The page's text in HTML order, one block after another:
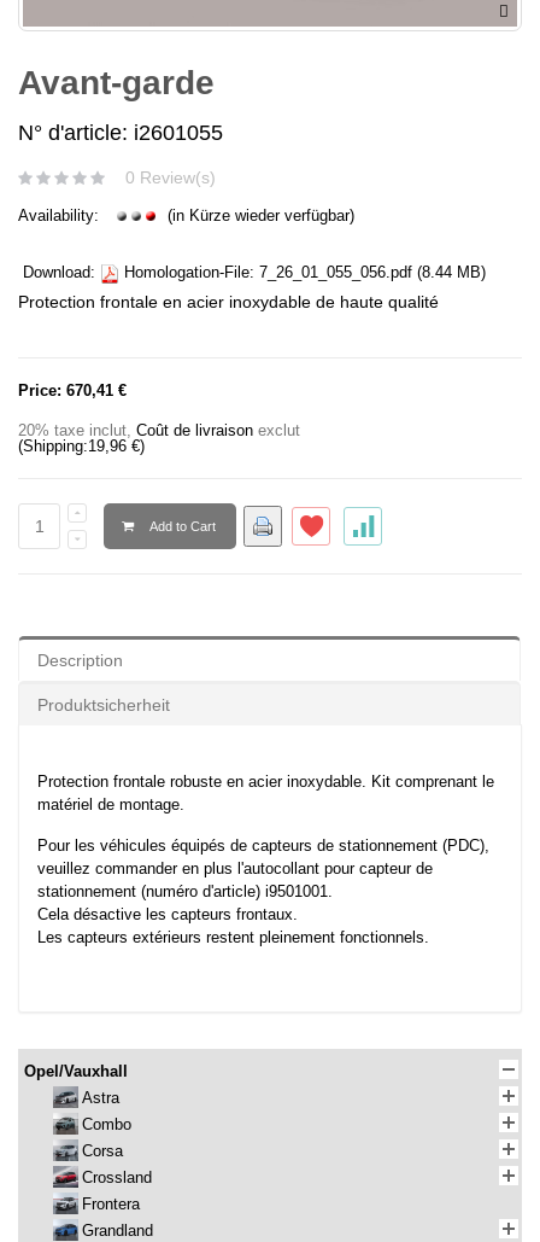
Avant-garde
N° d'article: i2601055
0 Review(s)
Availability: (in Kürze wieder verfügbar)
Download: Homologation-File: 7_26_01_055_056.pdf (8.44 MB)
Protection frontale en acier inoxydable de haute qualité
Price: 670,41 €
20% taxe inclut, Coût de livraison exclut
(Shipping:19,96 €)
Add to Cart
Description
Produktsicherheit
Protection frontale robuste en acier inoxydable. Kit comprenant le
matériel de montage.
Pour les véhicules équipés de capteurs de stationnement (PDC),
veuillez commander en plus l'autocollant pour capteur de
stationnement (numéro d'article) i9501001.
Cela désactive les capteurs frontaux.
Les capteurs extérieurs restent pleinement fonctionnels.
Opel/Vauxhall
Astra
Combo
Corsa
Crossland
Frontera
Grandland